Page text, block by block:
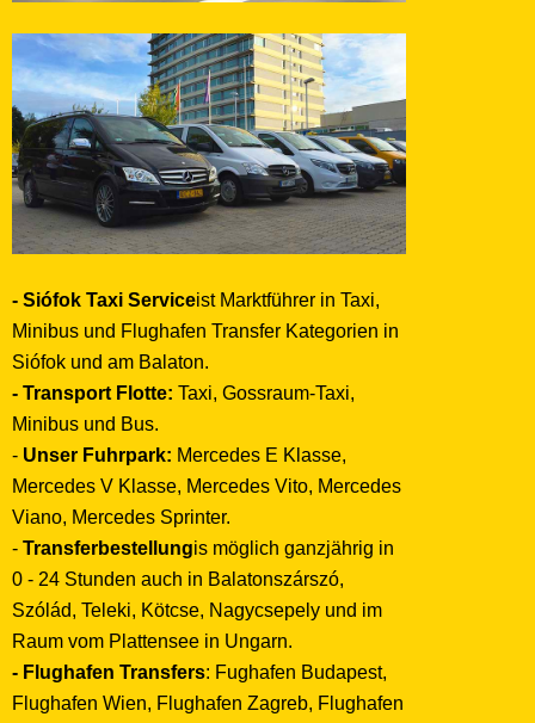
- Siófok Taxi Serviceist Marktführer in Taxi,
Minibus und Flughafen Transfer Kategorien in
Siófok und am Balaton.
- Transport Flotte: Taxi, Gossraum-Taxi,
Minibus und Bus.
- Unser Fuhrpark: Mercedes E Klasse,
Mercedes V Klasse, Mercedes Vito, Mercedes
Viano, Mercedes Sprinter.
- Transferbestellungis möglich ganzjährig in
0 - 24 Stunden auch in Balatonszárszó,
Szólád, Teleki, Kötcse, Nagycsepely und im
Raum vom Plattensee in Ungarn.
- Flughafen Transfers: Fughafen Budapest,
Flughafen Wien, Flughafen Zagreb, Flughafen